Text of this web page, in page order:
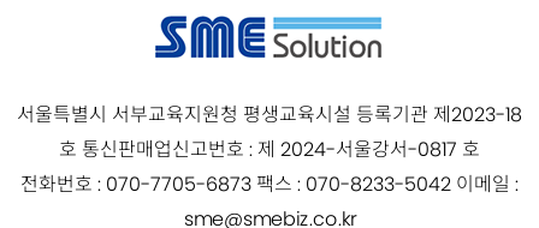
서울특별시 서부교육지원청 평생교육시설 등록기관 제2023-18
호 통신판매업신고번호 : 제 2024-서울강서-0817 호
전화번호 : 070-7705-6873 팩스 : 070-8233-5042 이메일 :
sme@smebiz.co.kr